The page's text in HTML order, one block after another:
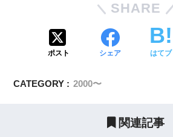
SHARE
ポスト シェア はてブ
CATEGORY : 2000〜
関連記事